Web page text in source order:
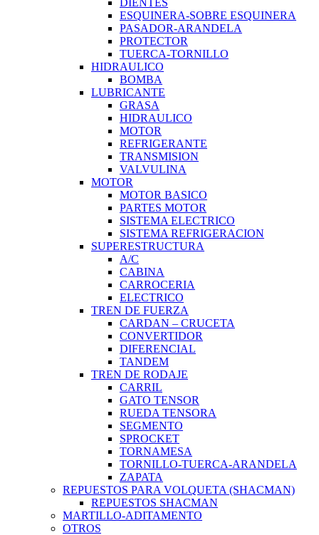
ESQUINERA-SOBRE ESQUINERA
PASADOR-ARANDELA
PROTECTOR
TUERCA-TORNILLO
HIDRAULICO
BOMBA
LUBRICANTE
GRASA
HIDRAULICO
MOTOR
REFRIGERANTE
TRANSMISION
VALVULINA
MOTOR
MOTOR BASICO
PARTES MOTOR
SISTEMA ELECTRICO
SISTEMA REFRIGERACION
SUPERESTRUCTURA
A/C
CABINA
CARROCERIA
ELECTRICO
TREN DE FUERZA
CARDAN – CRUCETA
CONVERTIDOR
DIFERENCIAL
TANDEM
TREN DE RODAJE
CARRIL
GATO TENSOR
RUEDA TENSORA
SEGMENTO
SPROCKET
TORNAMESA
TORNILLO-TUERCA-ARANDELA
ZAPATA
REPUESTOS PARA VOLQUETA (SHACMAN)
REPUESTOS SHACMAN
MARTILLO-ADITAMENTO
OTROS